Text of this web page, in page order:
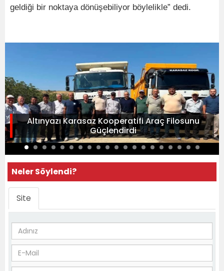
geldiği bir noktaya dönüşebiliyor böylelikle” dedi.
Altınyazı Karasaz Kooperatifi Araç Filosunu
Güçlendirdi
Neler Söylendi?
Site